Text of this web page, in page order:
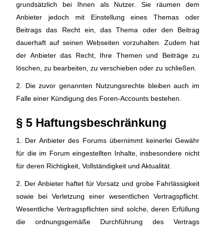
grundsätzlich bei Ihnen als Nutzer. Sie räumen dem
Anbieter jedoch mit Einstellung eines Themas oder
Beitrags das Recht ein, das Thema oder den Beitrag
dauerhaft auf seinen Webseiten vorzuhalten. Zudem hat
der Anbieter das Recht, Ihre Themen und Beiträge zu
löschen, zu bearbeiten, zu verschieben oder zu schließen.
2. Die zuvor genannten Nutzungsrechte bleiben auch im
Falle einer Kündigung des Foren-Accounts bestehen.
§ 5 Haftungsbeschränkung
1. Der Anbieter des Forums übernimmt keinerlei Gewähr
für die im Forum eingestellten Inhalte, insbesondere nicht
für deren Richtigkeit, Vollständigkeit und Aktualität.
2. Der Anbieter haftet für Vorsatz und grobe Fahrlässigkeit
sowie bei Verletzung einer wesentlichen Vertragspflicht.
Wesentliche Vertragspflichten sind solche, deren Erfüllung
die ordnungsgemäße Durchführung des Vertrags